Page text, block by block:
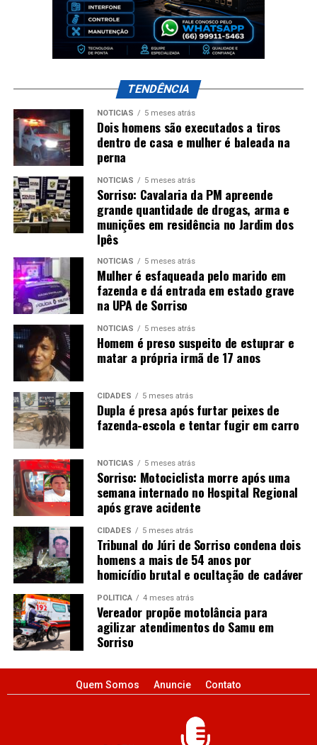
TENDÊNCIA
NOTÍCIAS 5 meses atrás
Dois homens são executados a tiros
dentro de casa e mulher é baleada na
perna
NOTÍCIAS 5 meses atrás
Sorriso: Cavalaria da PM apreende
grande quantidade de drogas, arma e
munições em residência no Jardim dos
Ipês
NOTÍCIAS 5 meses atrás
Mulher é esfaqueada pelo marido em
fazenda e dá entrada em estado grave
na UPA de Sorriso
NOTÍCIAS 5 meses atrás
Homem é preso suspeito de estuprar e
matar a própria irmã de 17 anos
CIDADES 5 meses atrás
Dupla é presa após furtar peixes de
fazenda-escola e tentar fugir em carro
NOTÍCIAS 5 meses atrás
Sorriso: Motociclista morre após uma
semana internado no Hospital Regional
após grave acidente
CIDADES 5 meses atrás
Tribunal do Júri de Sorriso condena dois
homens a mais de 54 anos por
homicídio brutal e ocultação de cadáver
POLÍTICA 4 meses atrás
Vereador propõe motolância para
agilizar atendimentos do Samu em
Sorriso
Quem Somos Anuncie Contato